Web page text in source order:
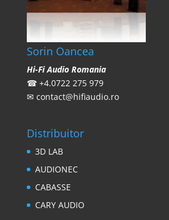
Sorin Oancea
Hi-Fi Audio Romania
☎ +4.0722 275 979
✉ contact@hifiaudio.ro
Distribuitor
3D LAB
AUDIONEC
CABASSE
CARY AUDIO